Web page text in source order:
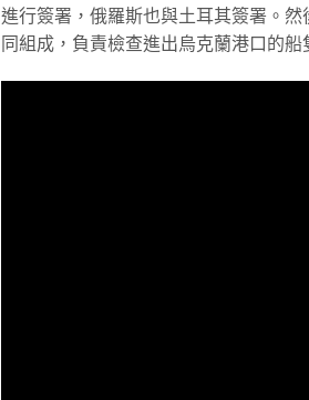
進行簽署，俄羅斯也與土耳其簽署。
同組成，負責檢查進出烏克蘭港口的